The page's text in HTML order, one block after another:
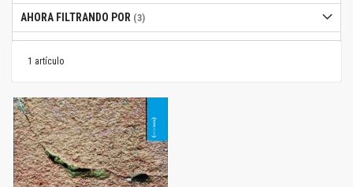
1 artículo
AHORA FILTRANDO POR